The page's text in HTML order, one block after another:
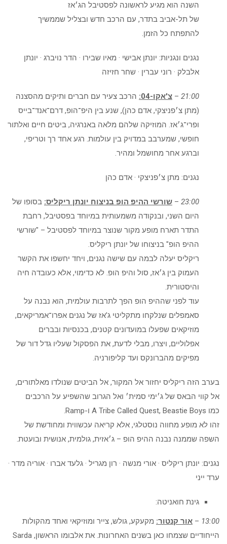
השנה הוא מגיע לראשונה לפסטיבל הג׳אז
של תל-אביב בתדר, עם הרכב חדש ובצליל שממשיך
להתפתח כל הזמן.
נגנים ונגניות: יונתן אבישי · מאיו שבירו · הדר נויברג · יונתן
אלבלק · רוני עברין · שחר חזיזה
21:00
– צ'אקו-04:
הרכב צעיר עם חברים ותיקים מהסצנה
(מתן צ׳פניצקי, אדם כהן), שנע בין היפ־הופ, דרם־אנד־בייס
ופרי־ג׳אז. המוזיקה שלהם מלאה באנרגיה, ביטים חיים ואלתור
חופשי, שמערבב במדויק בין עולמות. רגע אחד רך וטריפי,
וברגע אחר מחושמל ומהיר.
נגנים: מתן צ׳פניצקי · אדם כהן
23:00
– שורשי ההיפ הופ בניצוח יונתן ריקליס: בסופו של
היום השני, ובנקודה משמעותית במיוחד בפסטיבל, רחבת
התדר תארח מופע מקור שנוצר במיוחד לפסטיבל – "שורשי
ההיפ הופ" בניצוחו של יונתן ריקליס.
ריקליס יעלה לבמה עם שישה נגנים, ויחד יחשפו את הקשר
העמוק בין ג׳אז, סול והיפ הופ. לא כדימוי, אלא כעובדה חיה
והיסטורית.
עוד לפני שההיפ הופ הפך לתרבות עולמית, הוא נבנה על
סאמפלים שנלקחו מתקליטי ג'אז של נגנים אפרו־אמריקאים,
מוזיקאים שפעלו במועדונים קטנים, בכנסיות ובברים
אפלוליים, ויצרו, מבלי לדעת, את הפסקול שעליו גדל דור של
מפיקים מהברונקס ועד קליפורניה.
בערב הזה ריקליס יחזור אל המקור, אל הביטים שנולדו מאלתורים,
אל קווי הבאס של ג׳ימי סמית׳ ואל הגרוב שהשפיע על הרכבים
כמו A Tribe Called Quest, Beastie Boys ו-Ramp.
זהו לא מופע מחווה נוסטלגי, אלא קריאה עכשווית ומחודשת של
השפה שממנה נבנה ההיפ הופ – ג׳אזית, גולמית, אנושית ובועטת.
נגנים: יונתן ריקליס · אורי מנשה · רון מגריל · גלעד אברו · אוריה מדר ·
ערד ייני
גינת חואניטה:
13:00
– אור קנטור: מקעקע, גולש, צייר ומוזיקאי ואחד מהקולות
הייחודיים שצמחו כאן בשנים האחרונות. את אלבומו הראשון, Sarda